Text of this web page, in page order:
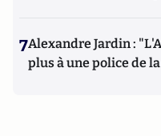
7Alexandre Jardin :
plus à une police de